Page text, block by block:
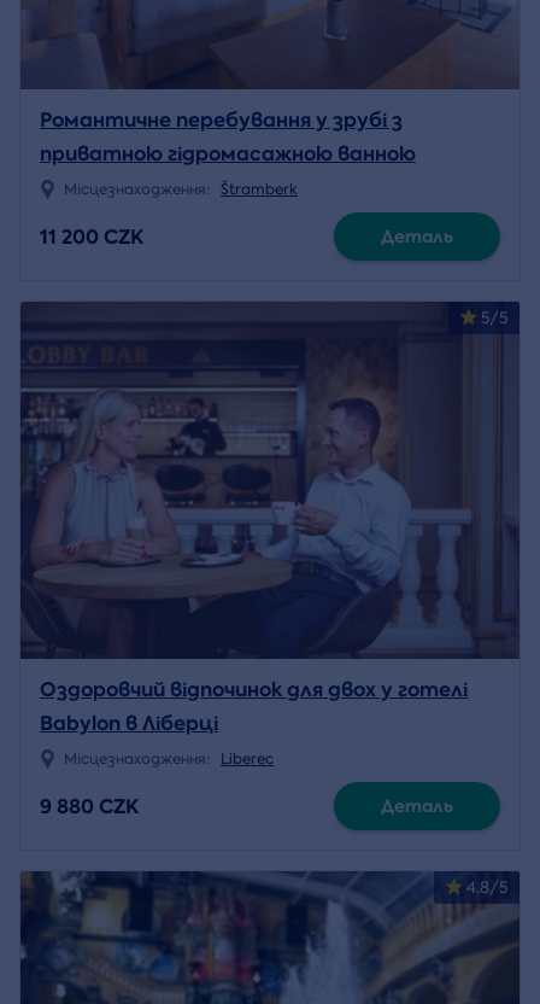
Романтичне перебування у зрубі з
приватною гідромасажною ванною
Місцезнаходження: Štramberk
11 200 CZK Деталь
5/5
Оздоровчий відпочинок для двох у готелі
Babylon в Ліберці
Місцезнаходження: Liberec
9 880 CZK Деталь
4.8/5